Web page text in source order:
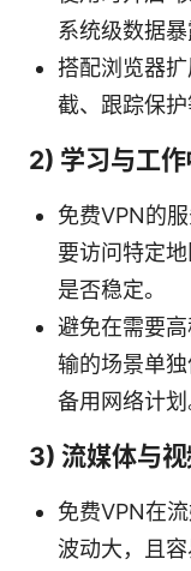
系统级数据暴
搭配浏览器
截、跟踪保护
2) 学习与工
免费VPN的
要访问特定
是否稳定。
避免在需要
输的场景单
备用网络计划
3) 流媒体与
免费VPN在
波动大，且